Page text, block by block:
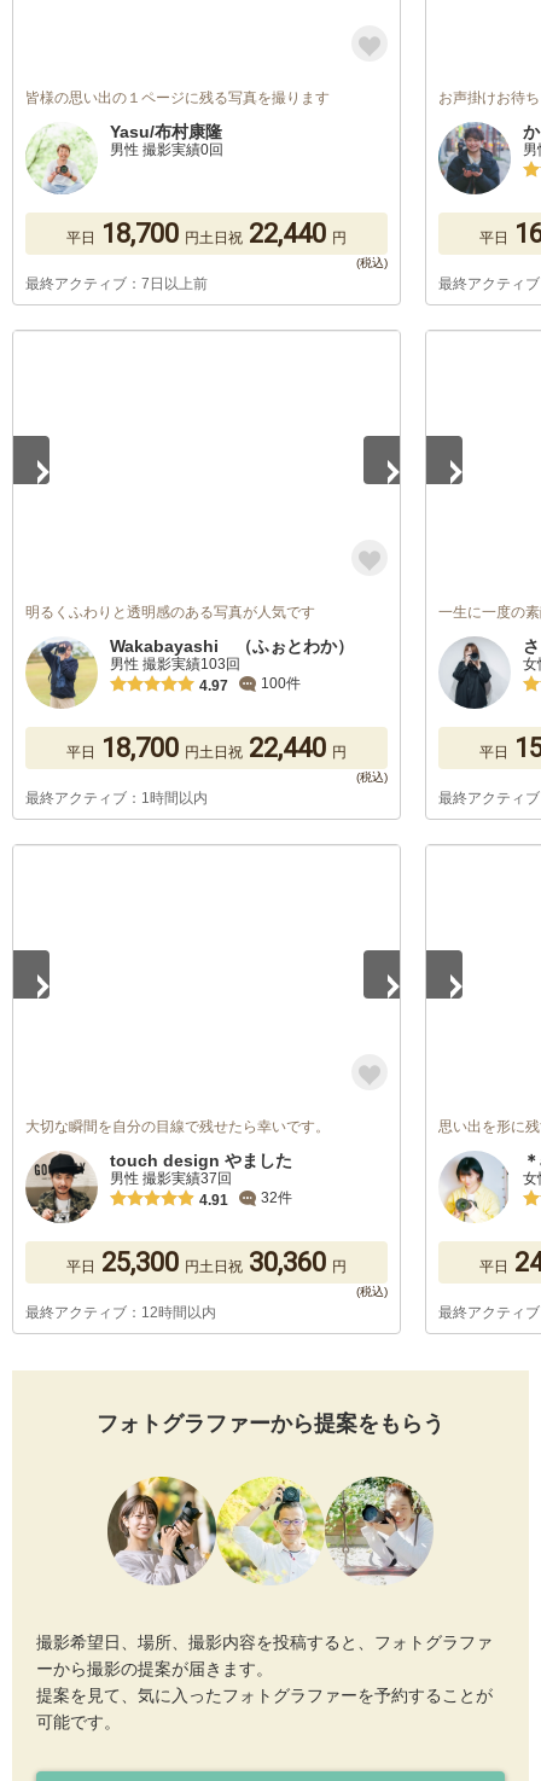
皆様の思い出の１ページに残る写真を撮ります
Yasu/布村康隆
男性 撮影実績0回
平日 18,700 円土日祝 22,440 円
最終アクティブ：7日以上前
お声掛けお待
平日
最終アクティ
明るくふわりと透明感のある写真が人気です
Wakabayashi （ふぉとわか）
男性 撮影実績103回
4.97
100件
平日 18,700 円土日祝 22,440 円
最終アクティブ：1時間以内
一生に一度の
女
平日
最終アクティ
大切な瞬間を自分の目線で残せたら幸いです。
touch design やました
男性 撮影実績37回
4.91
32件
平日 25,300 円土日祝 30,360 円
最終アクティブ：12時間以内
思い出を形に
女
平日
最終アクティ
フォトグラファーから提案をもらう
撮影希望日、場所、撮影内容を投稿すると、フォトグラファ
ーから撮影の提案が届きます。
提案を見て、気に入ったフォトグラファーを予約することが
可能です。